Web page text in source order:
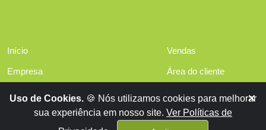
Início
Empresa
Financiamentos
Vendas
Área do cliente
Contato
Uso de Cookies. 🍪 Nós utilizamos cookies para melhorar
sua experiência em nosso site. Ver Políticas de